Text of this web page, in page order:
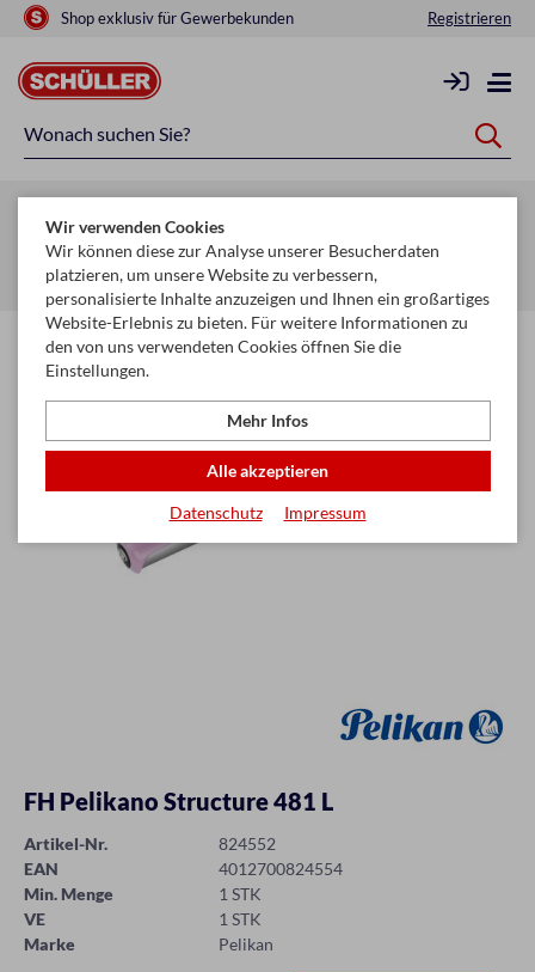
Shop exklusiv für Gewerbekunden Registrieren
Startseite Schule & Büro
Schreiben, Zeichnen & Korrigieren
Füllhalter & Spitzen
FH Pelikano Structure 481 L
Artikel-Nr.
824552
EAN
4012700824554
Min. Menge
1 STK
VE
1 STK
Marke
Pelikan
Wir verwenden Cookies
Wir können diese zur Analyse unserer Besucherdaten
platzieren, um unsere Website zu verbessern,
personalisierte Inhalte anzuzeigen und Ihnen ein großartiges
Website-Erlebnis zu bieten. Für weitere Informationen zu
den von uns verwendeten Cookies öffnen Sie die
Einstellungen.
Mehr Infos
Alle akzeptieren
Datenschutz Impressum